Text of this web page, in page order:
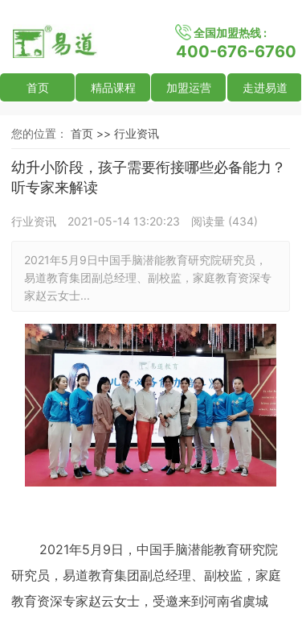
全国加盟热线 :
400-676-6760
首页 精品课程 加盟运营 走进易道
您的位置： 首页 >> 行业资讯
幼升小阶段，孩子需要衔接哪些必备能力？
听专家来解读
行业资讯 2021-05-14 13:20:23 阅读量 (434)
2021年5月9日中国手脑潜能教育研究院研究员，
易道教育集团副总经理、副校监，家庭教育资深专
家赵云女士...
2021年5月9日，中国手脑潜能教育研究院
研究员，易道教育集团副总经理、副校监，家庭
教育资深专家赵云女士，受邀来到河南省虞城